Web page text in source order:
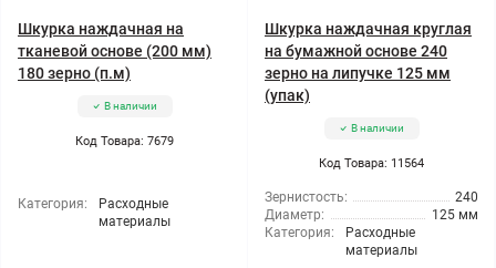
Шкурка наждачная на
тканевой основе (200 мм)
180 зерно (п.м)
В наличии
Код Товара: 7679
Категория:
Расходные
материалы
Шкурка наждачная круглая
на бумажной основе 240
зерно на липучке 125 мм
(упак)
В наличии
Код Товара: 11564
Зернистость:
240
Диаметр:
125 мм
Категория:
Расходные
материалы